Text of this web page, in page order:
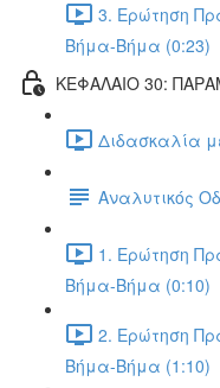
3. Ερώτηση
Βήμα-Βήμα (0:23)
ΚΕΦΑΛΑΙΟ 30:
Διδασκαλία
Αναλυτικός
1. Ερώτηση
Βήμα-Βήμα (0:10)
2. Ερώτηση
Βήμα-Βήμα (1:10)